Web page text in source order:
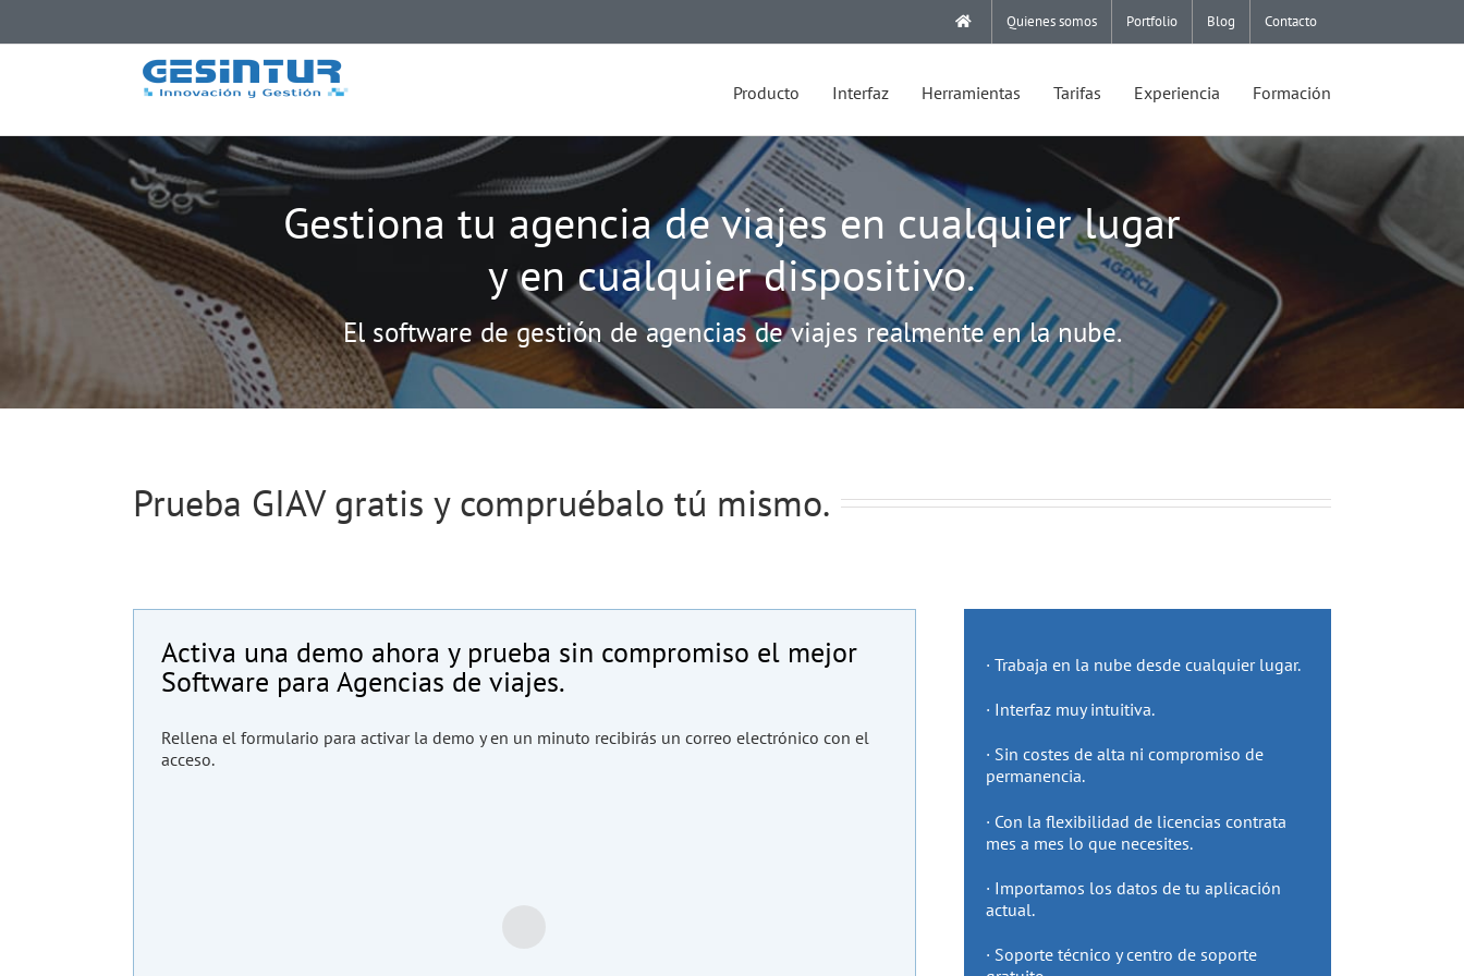
Quienes somos Portfolio Blog Contacto
Producto Interfaz Herramientas Tarifas Experiencia Formación
Gestiona tu agencia de viajes en cualquier lugar
y en cualquier dispositivo.
El software de gestión de agencias de viajes realmente en la nube.
Prueba GIAV gratis y compruébalo tú mismo.
Activa una demo ahora y prueba sin compromiso el mejor
Software para Agencias de viajes.
Rellena el formulario para activar la demo y en un minuto recibirás un correo electrónico con el
acceso.
· Trabaja en la nube desde cualquier lugar.
· Interfaz muy intuitiva.
· Sin costes de alta ni compromiso de
permanencia.
· Con la flexibilidad de licencias contrata
mes a mes lo que necesites.
· Importamos los datos de tu aplicación
actual.
· Soporte técnico y centro de soporte